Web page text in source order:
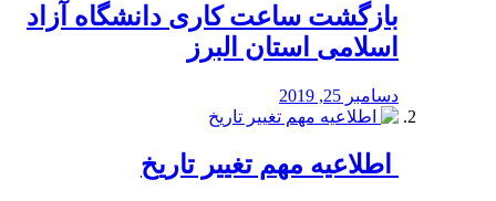
بازگشت ساعت کاری دانشگاه آزاد
اسلامی استان البرز
دسامبر 25, 2019
️ اطلاعیه مهم تغییر تاریخ